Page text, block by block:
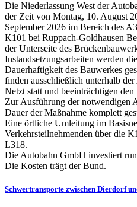
Die Niederlassung West der
der Zeit von Montag, 10. August
September 2026 im Bereich des
K101 bei Ruppach-Goldhausen
der Unterseite des
Instandsetzungsarbeiten werden
Dauerhaftigkeit des Bauwerkes
finden ausschließlich unterhalb
Netzt statt und beeinträchtigen
Zur Ausführung der notwendigen
Dauer der Maßnahme komplett
Eine örtliche Umleitung im
Verkehrsteilnehmenden über die
L318.
Die Autobahn GmbH investiert
Die Kosten trägt der Bund.
Schwertransporte zwischen Dierdorf